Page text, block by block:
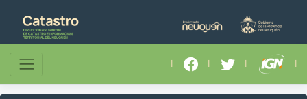
| | | |